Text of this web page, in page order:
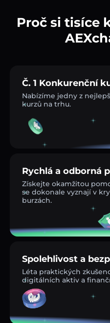
Proč si tisíce
Č. 1 Konkurenční
Nabízíme jedny z
kurzů na trhu.
Rychlá a odborná
Získejte okamžitou
se dokonale vyznají v
burzách.
Spolehlivost a
Léta praktických
digitálních aktiv a